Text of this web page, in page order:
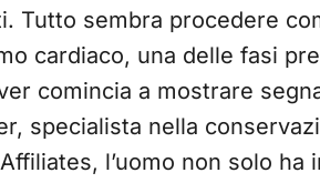
Tutto sembra procedere
cardiaco, una delle fasi
comincia a mostrare
specialista nella
l’uomo non solo ha